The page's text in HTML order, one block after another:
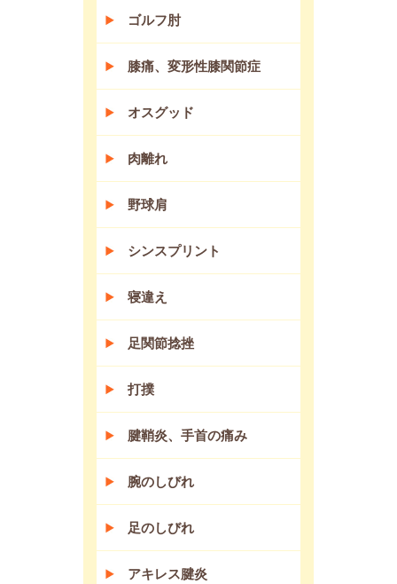
ゴルフ肘
膝痛、変形性膝関節症
オスグッド
肉離れ
野球肩
シンスプリント
寝違え
足関節捻挫
打撲
腱鞘炎、手首の痛み
腕のしびれ
足のしびれ
アキレス腱炎